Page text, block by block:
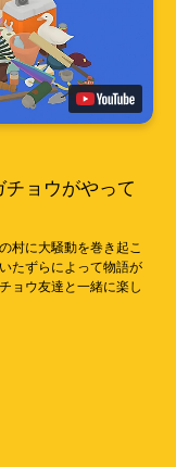
ョウがやって
村に大騒動を巻き起こ
たずらによって物語が
ョウ友達と一緒に楽し